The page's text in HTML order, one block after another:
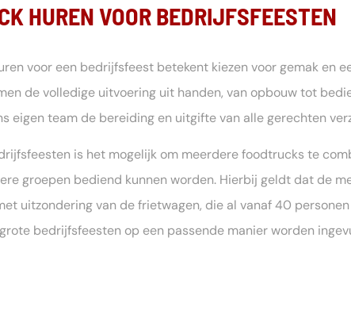
HUREN VOOR BEDRIJFSFEESTEN
voor een bedrijfsfeest betekent kiezen voor gemak en
de volledige uitvoering uit handen, van opbouw tot
eigen team de bereiding en uitgifte van alle gerechten
is het mogelijk om meerdere foodtrucks te
groepen bediend kunnen worden. Hierbij geldt dat de
uitzondering van de frietwagen, die al vanaf 40
bedrijfsfeesten op een passende manier worden